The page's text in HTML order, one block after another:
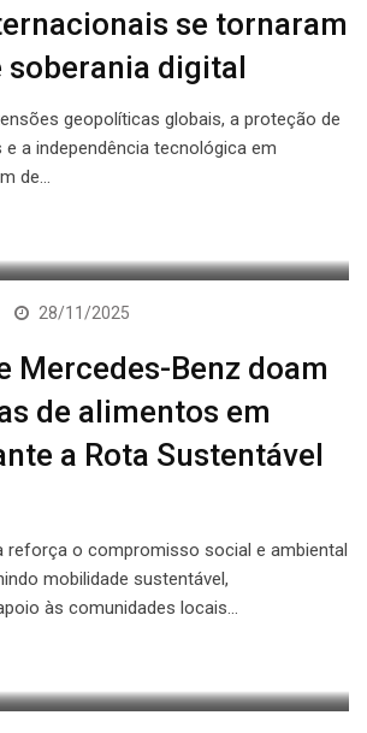
se tornaram
soberania digital
geopolíticas globais, a proteção de
a independência tecnológica em
de…
28/11/2025
Mercedes-Benz doam
de alimentos em
a Rota Sustentável
reforça o compromisso social e ambiental
mobilidade sustentável,
às comunidades locais…